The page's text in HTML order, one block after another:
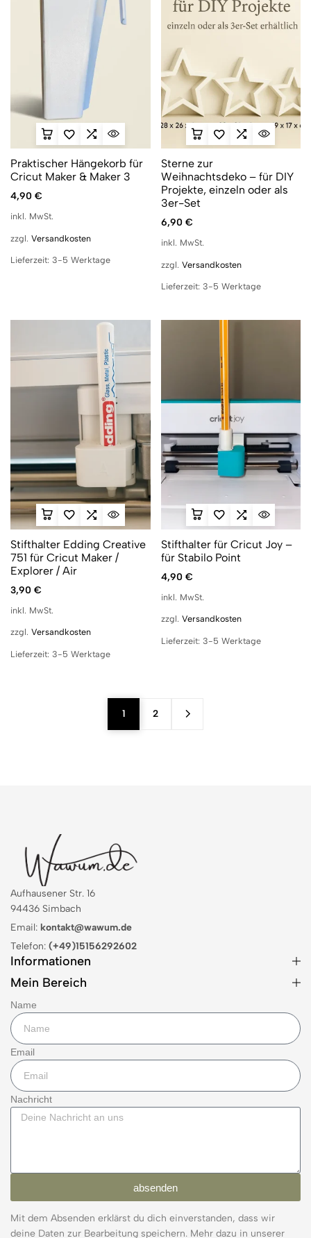
Praktischer Hängekorb für
Cricut Maker & Maker 3
4,90 €
inkl. MwSt.
zzgl. Versandkosten
Lieferzeit: 3-5 Werktage
Sterne zur
Weihnachtsdeko – für DIY
Projekte, einzeln oder als
3er-Set
6,90 €
inkl. MwSt.
zzgl. Versandkosten
Lieferzeit: 3-5 Werktage
Stifthalter Edding Creative
751 für Cricut Maker /
Explorer / Air
3,90 €
inkl. MwSt.
zzgl. Versandkosten
Lieferzeit: 3-5 Werktage
Stifthalter für Cricut Joy –
für Stabilo Point
4,90 €
inkl. MwSt.
zzgl. Versandkosten
Lieferzeit: 3-5 Werktage
1 2
Aufhausener Str. 16
94436 Simbach
Email: kontakt@wawum.de
Telefon: (+49)15156292602
Informationen
Mein Bereich
Name
Email
Nachricht
absenden
Mit dem Absenden erklärst du dich einverstanden, dass wir
deine Daten zur Bearbeitung speichern. Mehr dazu in unserer